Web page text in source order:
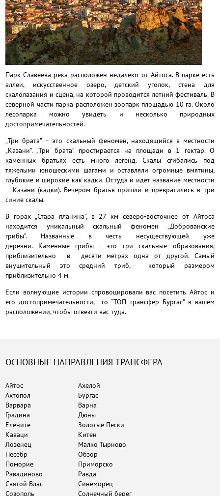
Парк Славеева река расположен недалеко от Айтоса. В парке есть
аллеи, искусственное озеро, детский уголок, стена для
скалолазания и сцена, на которой проводится летний фестиваль. В
северной части парка расположен зоопарк площадью 10 га. Около
лесопарка можно увидеть и несколько природных
достопримечательностей.
„Три брата” – это скальный феномен, находящийся в местности
„Казани”. „Три брата” простирается на площади в 1 гектар. О
каменных братьях есть много легенд. Скалы сгибались под
тяжелыми юношескими шагами и оставляли огромные вмятины,
глубокие и широкие как кадки. Оттуда и идет название местности
– Казани (кадки). Вечером братья пришли и превратились в три
синие скалы.
В горах „Стара планина”, в 27 км северо-восточнее от Айтоса
находится уникальный скальный феномен „Доброванские
грибы”. Названные в честь несуществующей уже
деревни. Каменные грибы - это три скальные образования,
приблизительно в десяти метрах одна от другой. Самый
внушительный это средний триб, который размером
приблизительно 4 м.
Если волнующие истории спровоцировали вас посетить Айтос и
его достопримечательности, то “ТОП трансфер Бургас” в вашем
расположении, чтобы отвезти вас туда.
ОСНОВНЫЕ НАПРАВЛЕНИЯ ТРАНСФЕРА
Айтос
Ахелой
Ахтопол
Бургас
Варвара
Варна
Градина
Дюны
Елените
Золотые Пески
Каваци
Китен
Лозенец
Малко Тырново
Несебр
Обзор
Поморие
Приморско
Равадиново
Равда
Святой Влас
Синеморец
Созополь
Солнечный берег